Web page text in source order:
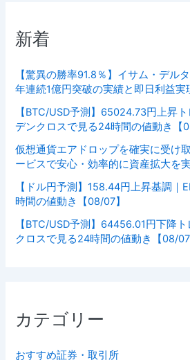
新着
【驚異の勝率91.8％】イサム・デル
年連続1億円突破の実績と即日利益実
【BTC/USD予測】65024.73円上昇
デンクロスで見る24時間の値動き【
仮想通貨エアドロップを確実に受け
ービスで安心・効率的に資産拡大を
【ドル円予測】158.44円上昇基調｜
時間の値動き【08/07】
【BTC/USD予測】64456.01円下降
クロスで見る24時間の値動き【08/07
カテゴリー
おすすめ証券・取引所